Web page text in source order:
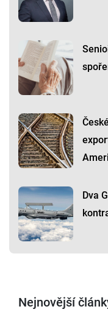
Dva
Nejnovější